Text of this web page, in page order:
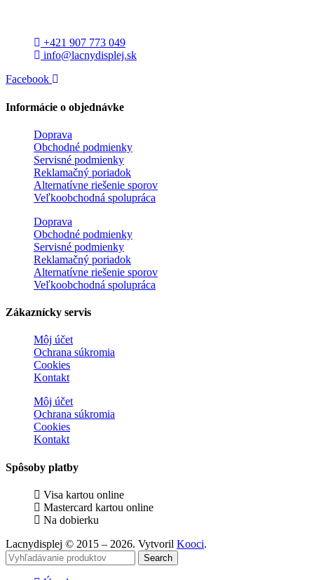
+421 907 773 049
info@lacnydisplej.sk
Facebook
Informácie o objednávke
Doprava
Obchodné podmienky
Servisné podmienky
Reklamačný poriadok
Alternatívne riešenie sporov
Veľkoobchodná spolupráca
Doprava
Obchodné podmienky
Servisné podmienky
Reklamačný poriadok
Alternatívne riešenie sporov
Veľkoobchodná spolupráca
Zákaznícky servis
Môj účet
Ochrana súkromia
Cookies
Kontakt
Môj účet
Ochrana súkromia
Cookies
Kontakt
Spôsoby platby
Visa kartou online
Mastercard kartou online
Na dobierku
Lacnydisplej © 2015 – 2026. Vytvoril Kooci.
Search